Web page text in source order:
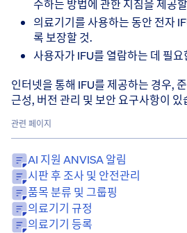
수하는 방법에 관한 지침을 제공
의료기기를 사용하는 동안 전자
록 보장할 것.
사용자가 IFU를 열람하는 데 필
인터넷을 통해 IFU를 제공하는 경우,
근성, 버전 관리 및 보안 요구사항이 있
관련 페이지
AI 지원 ANVISA 알림
시판 후 조사 및 안전관리
품목 분류 및 그룹핑
의료기기 규정
의료기기 등록